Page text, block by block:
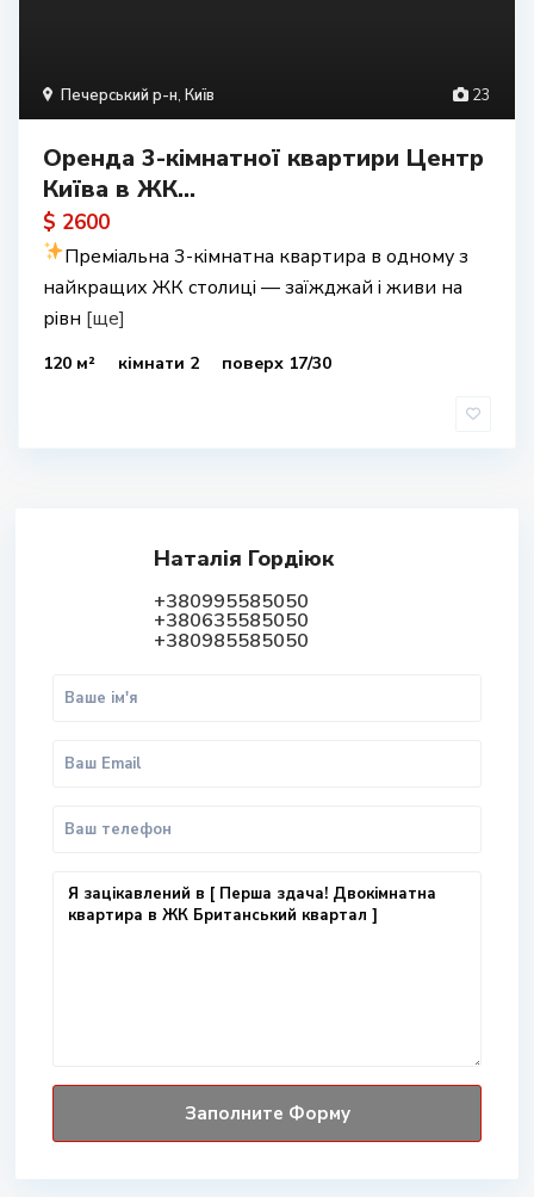
23
Печерський р-н, Київ
Оренда 3-кімнатної квартири Центр
Київа в ЖК...
$ 2600
Преміальна 3-кімнатна квартира в одному з
найкращих ЖК столиці — заїжджай і живи на
рівн [ще]
120 м² кімнати 2 поверх 17/30
Наталія Гордіюк
+380995585050
+380635585050
+380985585050